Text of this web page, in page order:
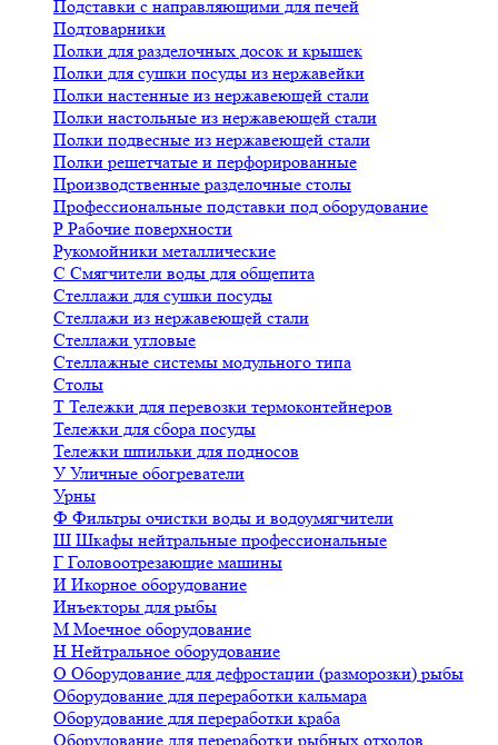
Подставки с направляющими для печей
Подтоварники
Полки для разделочных досок и крышек
Полки для сушки посуды из нержавейки
Полки настенные из нержавеющей стали
Полки настольные из нержавеющей стали
Полки подвесные из нержавеющей стали
Полки решетчатые и перфорированные
Производственные разделочные столы
Профессиональные подставки под оборудование
Р Рабочие поверхности
Рукомойники металлические
С Смягчители воды для общепита
Стеллажи для сушки посуды
Стеллажи из нержавеющей стали
Стеллажи угловые
Стеллажные системы модульного типа
Столы
Т Тележки для перевозки термоконтейнеров
Тележки для сбора посуды
Тележки шпильки для подносов
У Уличные обогреватели
Урны
Ф Фильтры очистки воды и водоумягчители
Ш Шкафы нейтральные профессиональные
Г Головоотрезающие машины
И Икорное оборудование
Инъекторы для рыбы
М Моечное оборудование
Н Нейтральное оборудование
О Оборудование для дефростации (разморозки) рыбы
Оборудование для переработки кальмара
Оборудование для переработки краба
Оборудование для переработки рыбных отходов